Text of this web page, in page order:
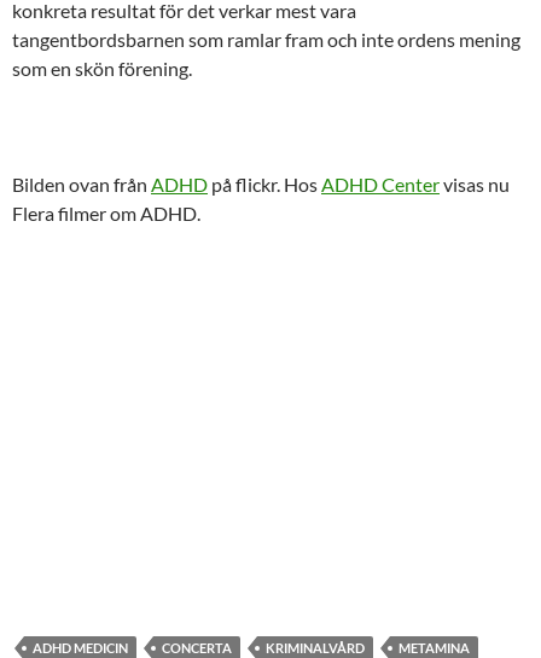
konkreta resultat för det verkar mest vara
tangentbordsbarnen som ramlar fram och inte ordens mening
som en skön förening.
Bilden ovan från ADHD på flickr. HosADHD Centervisas nu
Flera filmer om ADHD.
ADHD MEDICIN CONCERTA KRIMINALVÅRD METAMINA